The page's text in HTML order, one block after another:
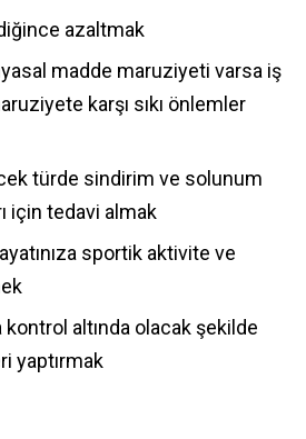
azaltmak
madde maruziyeti varsa iş
karşı sıkı önlemler
türde sindirim ve solunum
için tedavi almak
sportik aktivite ve
altında olacak şekilde
yaptırmak